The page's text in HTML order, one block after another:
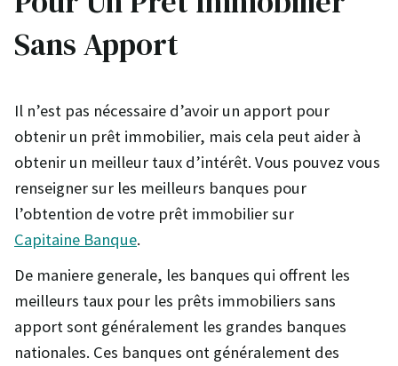
Sans Apport
Il n’est pas nécessaire d’avoir un apport pour
obtenir un prêt immobilier, mais cela peut aider à
obtenir un meilleur taux d’intérêt. Vous pouvez vous
renseigner sur les meilleurs banques pour
l’obtention de votre prêt immobilier sur
Capitaine Banque.
De maniere generale, les banques qui offrent les
meilleurs taux pour les prêts immobiliers sans
apport sont généralement les grandes banques
nationales. Ces banques ont généralement des